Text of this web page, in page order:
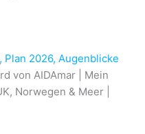
2026, Augenblicke
von AIDAmar | Mein
Norwegen & Meer |